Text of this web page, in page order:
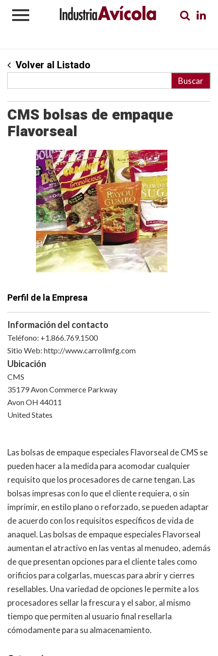
Volver al Listado
CMS bolsas de empaque
Flavorseal
Perfil de la Empresa
Información del contacto
Teléfono: +1.866.769.1500
Sitio Web: http://www.carrollmfg.com
Ubicación
CMS
35179 Avon Commerce Parkway
Avon OH 44011
United States
Las bolsas de empaque especiales Flavorseal de CMS se
pueden hacer a la medida para acomodar cualquier
requisito que los procesadores de carne tengan. Las
bolsas impresas con lo que el cliente requiera, o sin
imprimir, en estilo plano o reforzado, se pueden adaptar
de acuerdo con los requisitos específicos de vida de
anaquel. Las bolsas de empaque especiales Flavorseal
aumentan el atractivo en las ventas al menudeo, además
de que presentan opciones para el cliente tales como
orificios para colgarlas, muescas para abrir y cierres
resellables. Una variedad de opciones le permite a los
procesadores sellar la frescura y el sabor, al mismo
tiempo que permiten al usuario final resellarla
cómodamente para su almacenamiento.